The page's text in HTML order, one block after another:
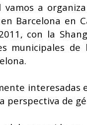
vamos a
Barcelona en
con la
municipales
interesadas
perspectiva de